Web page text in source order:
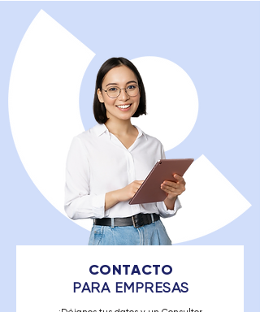
CONTACTO
PARA EMPRESAS